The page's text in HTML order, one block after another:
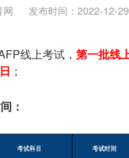
网 发布时间：2022-12-
线上考试， 第一批线
；
：